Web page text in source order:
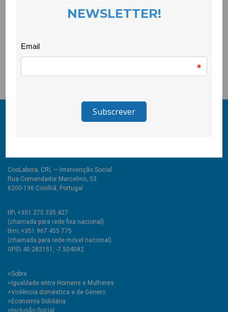
A ideia surgiu do grupo de trabalho +Raízes – um grupo, criado
do concelho da Covilhã que procura idealizar e pôr em prática
actividades e iniciativas para famílias.
CooLabora, CRL — Intervenção Social
Rua Comendador Marcelino, 53
6200-136 Covilhã, Portugal
tlf\ +351 275 335 427
(chamada para rede fixa nacional)
tlm\ +351 967 455 775
(chamada para rede móvel nacional)
GPS\ 40.282151, -7.504082
>Sobre
>Igualdade entre Homens e Mulheres
>Violência doméstica e de Género
>Economia Solidária
>Inclusão Social